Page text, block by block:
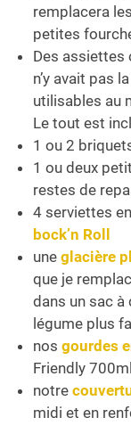
remplacera
petites
Des assiettes
n’y avait pas
utilisables au
Le tout est
1 ou 2
1 ou deux
restes de
4 serviettes
bock’n Roll
une glacière
que je
dans un sac à
légume plus
nos gourdes
Friendly
notre
midi et en